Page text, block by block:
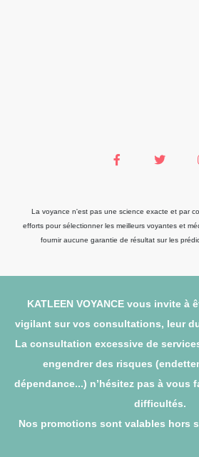
La voyance n'est pas une science exacte et par
efforts pour sélectionner les meilleurs voyantes et
fournir aucune garantie de résultat sur les
KATLEEN VOYANCE vous invite à
vigilant sur vos consultations, leur
La consultation excessive de
engendrer des risques
dépendance...) n’hésitez pas à vous
difficultés.
Nos promotions sont valables hors